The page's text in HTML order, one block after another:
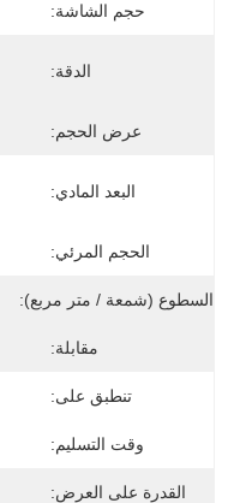
حجم الشاشة:
الدقة:
عرض الحجم:
البعد المادي:
الحجم المرئي:
السطوع (شمعة / متر مربع):
مقابلة:
تنطبق على:
وقت التسليم:
القدرة على العرض: